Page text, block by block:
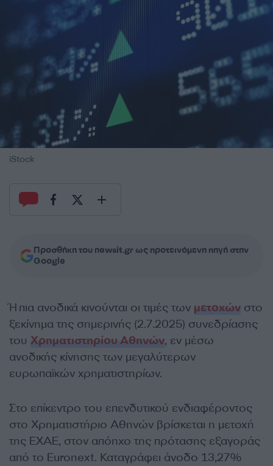
iStock
Προσθήκη του newsit.gr ως προτεινόμενη πηγή στην
Google
Ήπια ανοδικά κινούνται οι τιμές των μετοχών στο
ξεκίνημα της σημερινής (2.7.2025) συνεδρίασης
του Χρηματιστηρίου Αθηνών, εν μέσω
ανοδικής κίνησης των μεγαλύτερων
ευρωπαϊκών χρηματιστηρίων.
Στο επίκεντρο του επενδυτικού ενδιαφέροντος
στο Χρηματιστήριο Αθηνών βρίσκεται η μετοχή
της ΕΧΑΕ, στον απόηχο της πρότασης εξαγοράς
από το Euronext. Καταγράφει άνοδο 13,27%